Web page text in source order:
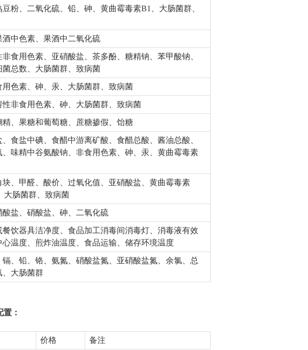
粉、二氧化硫、铅、砷、黄曲霉毒素B1、大肠菌群、
酒中色素、果酒中二氧化硫
食用色素、亚硝酸盐、茶多酚、糖精钠、苯甲酸钠、
总数、大肠菌群、致病菌
用色素、砷、汞、大肠菌群、致病菌
性非食用色素、砷、大肠菌群、致病菌
、果糖和葡萄糖、蔗糖掺假、饴糖
食盐中碘、食醋中游离矿酸、食醋总酸、酱油总酸、
味精中谷氨酸钠、非食用色素、砷、汞、黄曲霉毒素
块、甲醛、酸价、过氧化值、亚硝酸盐、黄曲霉毒素
大肠菌群、致病菌
盐、硝酸盐、砷、二氧化硫
饮器具洁净度、食品加工消毒间消毒灯、消毒液有效
温度、煎炸油温度、食品运输、储存环境温度
、铅、铬、氨氮、硝酸盐氮、亚硝酸盐氮、余氯、总
、大肠菌群
：
价格 备注